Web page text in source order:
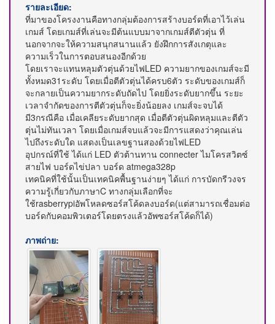
รายละเอียด:
ที่มาของโครงงานคือทางกลุ่มต้องการสร้างบอร์ดที่เอาไว้เล่น
เกมส์ โดยเกมส์ที่เล่นจะมีต้นแบบมาจากเกมส์ตีตัวตุ่น ที่
นอกจากจะให้ความสนุกสนานแล้ว ยังฝึกการสังเกตุและ
ความเร็วในการตอบสนองอีกด้วย
โดยเราจะแทนหลุมตัวตุ่นด้วยไฟLED ความยากของเกมส์จะมี
ทั้งหมด31ระดับ โดยเมื่อตีตัวตุ่นได้ครบ6ตัว ระดับของเกมส์ก็
จะกลายเป็นความยากระดับถัดไป โดยยิ่งระดับยากขึ้น ระยะ
เวลาจำกัดของการตีตัวตุ่นก็จะยิ่งน้อยลง เกมส์จะจบได้
มี3กรณีคือ เมื่อเคลียระดับยากสุด เมื่อตีตัวตุ่นผิดหลุมและตีตัว
ตุ่นไม่ทันเวลา โดยเมื่อเกมส์จบแล้วจะมีการแสดงว่าคุณเล่น
ไปถึงระดับใด แสดงเป็นเลขฐานสองด้วยไฟLED
อุปกรณ์ที่ใช้ ได้แก่ LED ตัวต้านทาน connecter ไมโครสวิตซ์
สายไฟ บอร์ดไข่ปลา บอร์ด atmega328p
เทคนิคที่ใช้นั้นเป็นเทคนิคพื้นฐานง่ายๆ ได้แก่ การบัดกรีวงจร
ความรู้เกี่ยวกับภาษาC ทางกลุ่มเลือกที่จะ
ใช้rasberrypiอัพโหลดซอร์สโค้ดลงบอร์ด(แต่สามารถเชื่อมต่อ
บอร์ดกับคอมพิวเตอร์โดยตรงแล้วอัพซอร์สโค้ดก็ได้)
ภาพถ่าย: